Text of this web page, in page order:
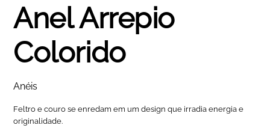
Anel Arrepio
Colorido
Anéis
Feltro e couro se enredam em um design que irradia energia e
originalidade.